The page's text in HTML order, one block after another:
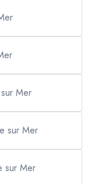
Mer
sur Mer
sur Mer